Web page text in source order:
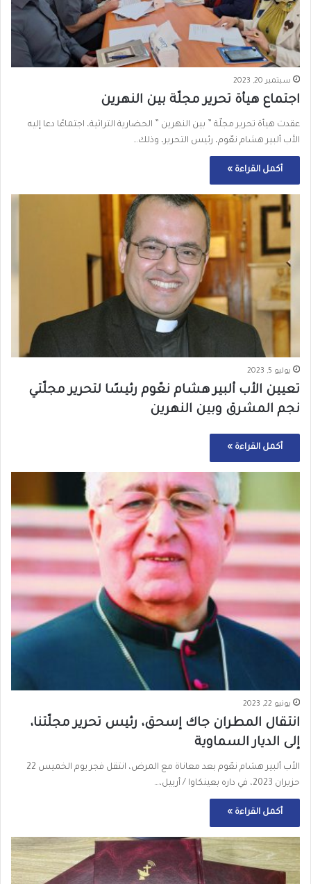
سبتمبر 20, 2023
اجتماع هيأة تحرير مجلّة بين النهرين
عقدت هيأة تحرير مجلّة ” بين النهرين ” الحضارية التراثية، اجتماعًا دعا إليه
الأب ألبير هشام نعّوم، رئيس التحرير، وذلك…
أكمل القراءة »
يوليو 5, 2023
تعيين الأب ألبير هشام نعّوم رئيسًا لتحرير مجلّتي
نجم المشرق وبين النهرين
أكمل القراءة »
يونيو 22, 2023
انتقال المطران جاك إسحق، رئيس تحرير مجلّتنا،
إلى الديار السماوية
الأب ألبير هشام نعّوم بعد معاناة مع المرض، انتقل فجر يوم الخميس 22
حزيران 2023، في داره بعينكاوا / أربيل،…
أكمل القراءة »